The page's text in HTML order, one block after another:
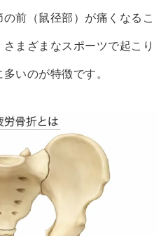
前（鼠径部）が痛くなるこ
まざまなスポーツで起こり
いのが特徴です。